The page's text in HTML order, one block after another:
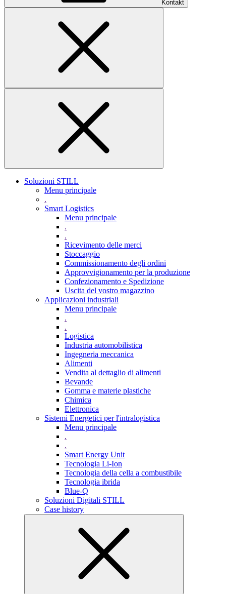
Kontakt
Soluzioni STILL
Menu principale
.
Smart Logistics
Menu principale
.
.
Ricevimento delle merci
Stoccaggio
Commissionamento degli ordini
Approvvigionamento per la produzione
Confezionamento e Spedizione
Uscita del vostro magazzino
Applicazioni industriali
Menu principale
.
.
Logistica
Industria automobilistica
Ingegneria meccanica
Alimenti
Vendita al dettaglio di alimenti
Bevande
Gomma e materie plastiche
Chimica
Elettronica
Sistemi Energetici per l'intralogistica
Menu principale
.
.
Smart Energy Unit
Tecnologia Li-Ion
Tecnologia della cella a combustibile
Tecnologia ibrida
Blue-Q
Soluzioni Digitali STILL
Case history